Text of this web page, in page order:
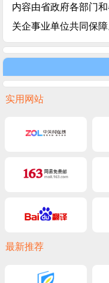
内容由省政府各部门
关企事业单位共同保障
实用网站
最新推荐